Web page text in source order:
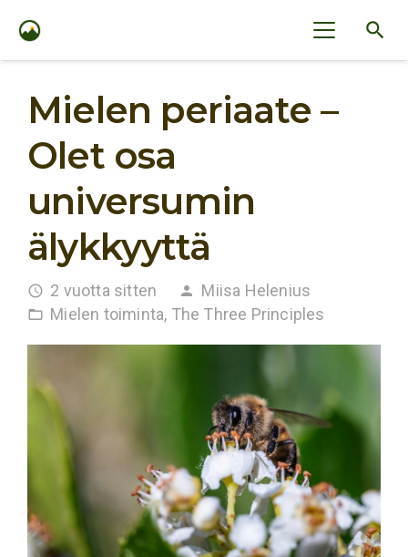
search
Mielen periaate –
Olet osa
universumin
älykkyyttä
access_time 2 vuotta sitten person Miisa Helenius
folder_open Mielen toiminta, The Three Principles